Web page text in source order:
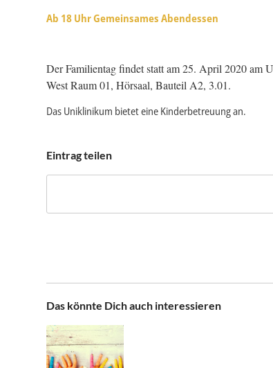
Ab 18 Uhr Gemeinsames Abendessen
Der Familientag findet statt am 25. April 2020 am
West Raum 01, Hörsaal, Bauteil A2, 3.01.
Das Uniklinikum bietet eine Kinderbetreuung an.
Eintrag teilen
Das könnte Dich auch interessieren